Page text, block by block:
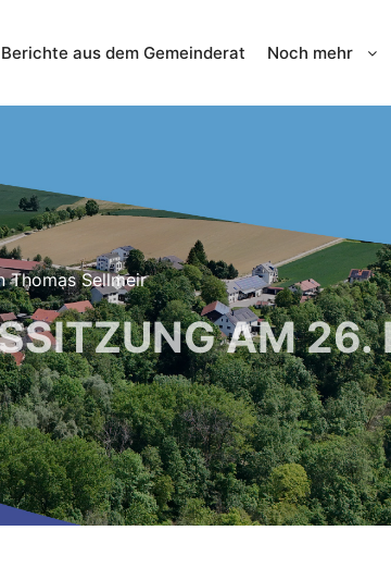
Berichte aus dem Gemeinderat Noch mehr
Thomas Sellmeir
AM 26.